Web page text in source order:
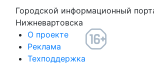
Городской информационный
Нижневартовска
О проекте
Реклама
Техподдержка